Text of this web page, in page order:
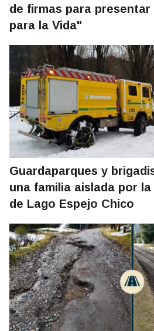
de firmas para presentar
para la Vida"
Guardaparques y
una familia aislada por
de Lago Espejo Chico